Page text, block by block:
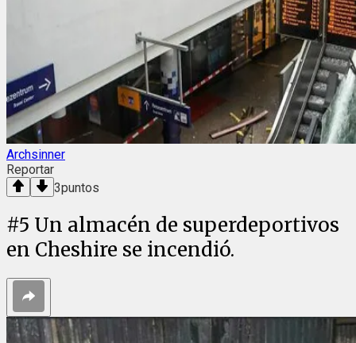
Archsinner
Reportar
3puntos
#5 Un almacén de superdeportivos
en Cheshire se incendió.